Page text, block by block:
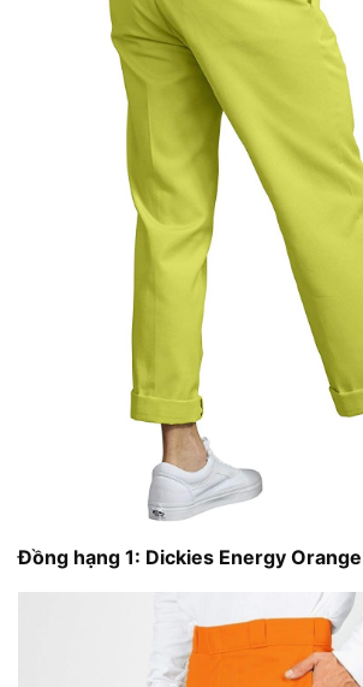
Đồng hạng 1: Dickies Energy Orange